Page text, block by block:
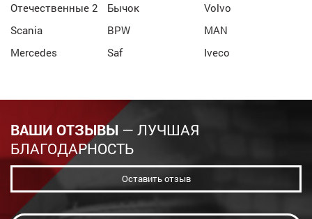
Отечественные 2
Бычок
Volvo
Scania
BPW
MAN
Mercedes
Saf Iveco
ВАШИ ОТЗЫВЫ — ЛУЧШАЯ
БЛАГОДАРНОСТЬ
Оставить отзыв